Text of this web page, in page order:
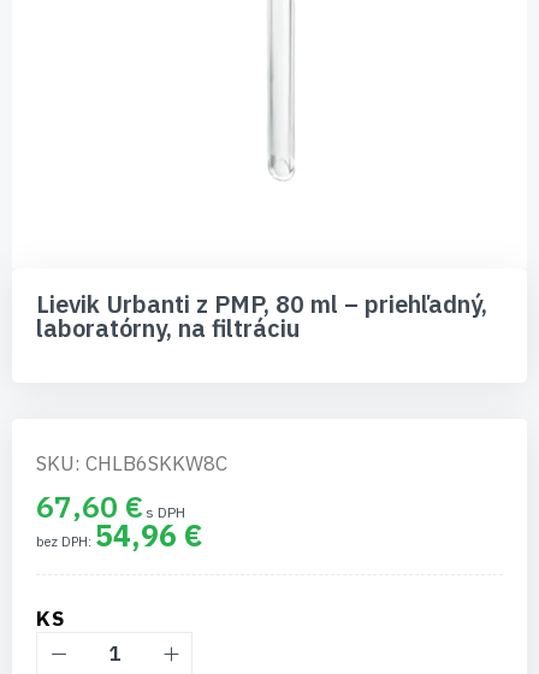
začiatok
galérie
Lievik Urbanti z PMP, 80 ml – priehľadný,
laboratórny, na filtráciu
SKU: CHLB6SKKW8C
67,60 €
54,96 €
KS